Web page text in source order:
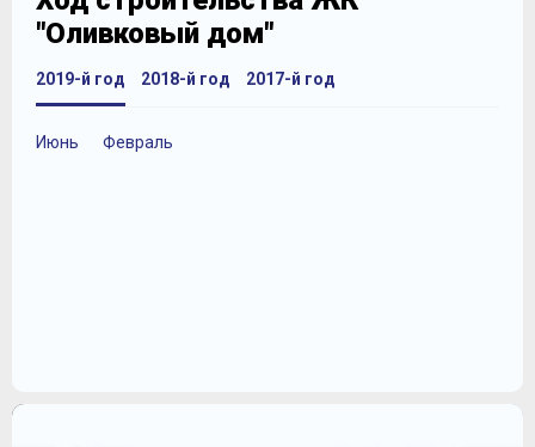
"Оливковый дом"
2019-й год
Июнь Февраль
2018-й год 2017-й год